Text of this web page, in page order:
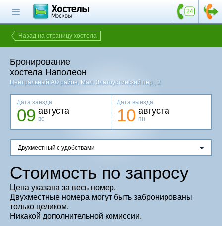
Назад на страницу хостела
Бронирование
хостела Наполеон
Центральный АО район, Мал. Златоустинский пер., 2
Дата заезда
09 августа
вс
Дата выезда
10 августа
пн
Двухместный с удобствами
Стоимость по запросу
Цена указана за весь номер.
Двухместные номера могут быть забронированы
только целиком.
Никакой дополнительной комиссии.
Главная страница
Поиск хостела
Отзывы о
хостелах
Каталог хостелов
Как оплатить
Контакты
Наши группы
в социальных сетях
Бесплатный по России
8 (800) 222-58-32